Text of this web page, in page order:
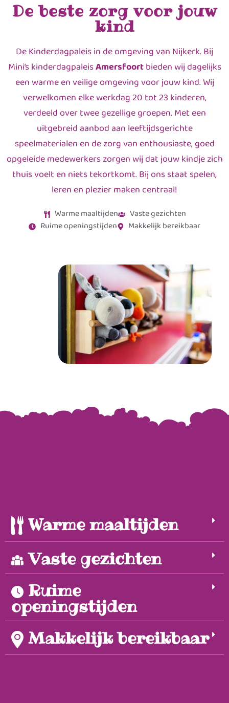
De beste zorg voor jouw
kind
De Kinderdagpaleis in de omgeving van Nijkerk. Bij
Mini’s kinderdagpaleisAmersfoortbieden wij dagelijks
een warme en veilige omgeving voor jouw kind. Wij
verwelkomen elke werkdag 20 tot 23 kinderen,
verdeeld over twee gezellige groepen. Met een
uitgebreid aanbod aan leeftijdsgerichte
speelmaterialen en de zorg van enthousiaste, goed
opgeleide medewerkers zorgen wij dat jouw kindje zich
thuis voelt en niets tekortkomt. Bij ons staat spelen,
leren en plezier maken centraal!
Warme maaltijden
Vaste gezichten
Ruime openingstijden
Makkelijk bereikbaar
Warme maaltijden
Vaste gezichten
Ruime
openingstijden
Makkelijk bereikbaar